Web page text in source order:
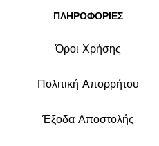
ΠΛΗΡΟΦΟΡΙΕΣ
Όροι Χρήσης
Πολιτική Απορρήτου
Έξοδα Αποστολής